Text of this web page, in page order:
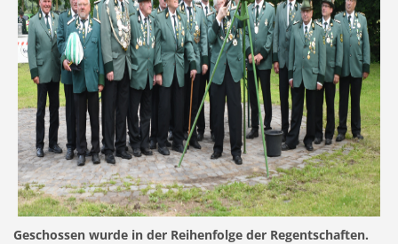
Geschossen wurde in der Reihenfolge der Regentschaften.